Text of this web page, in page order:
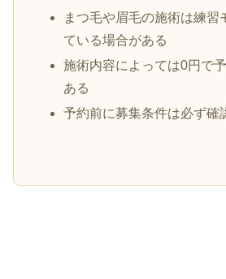
まつ毛や眉毛の施術は練習
ている場合がある
施術内容によっては0円で
ある
予約前に募集条件は必ず確